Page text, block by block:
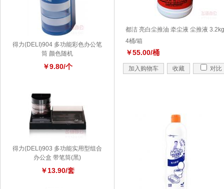
得力(DELI)904 多功能彩色办公笔
筒 颜色随机
￥9.80/个
得力(DELI)903 多功能实用型组合
办公盒 带笔筒(黑)
￥13.90/套
都洁 亮白尘推油 牵尘液 尘推液 3.2kg
4桶/箱
￥55.00/桶
加入购物车 收藏 对比